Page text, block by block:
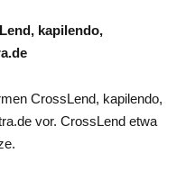
kapilendo,
CrossLend, kapilendo,
vor. CrossLend etwa